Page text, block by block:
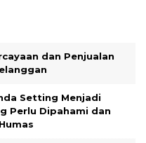
dan Penjualan
Setting Menjadi
Perlu Dipahami dan